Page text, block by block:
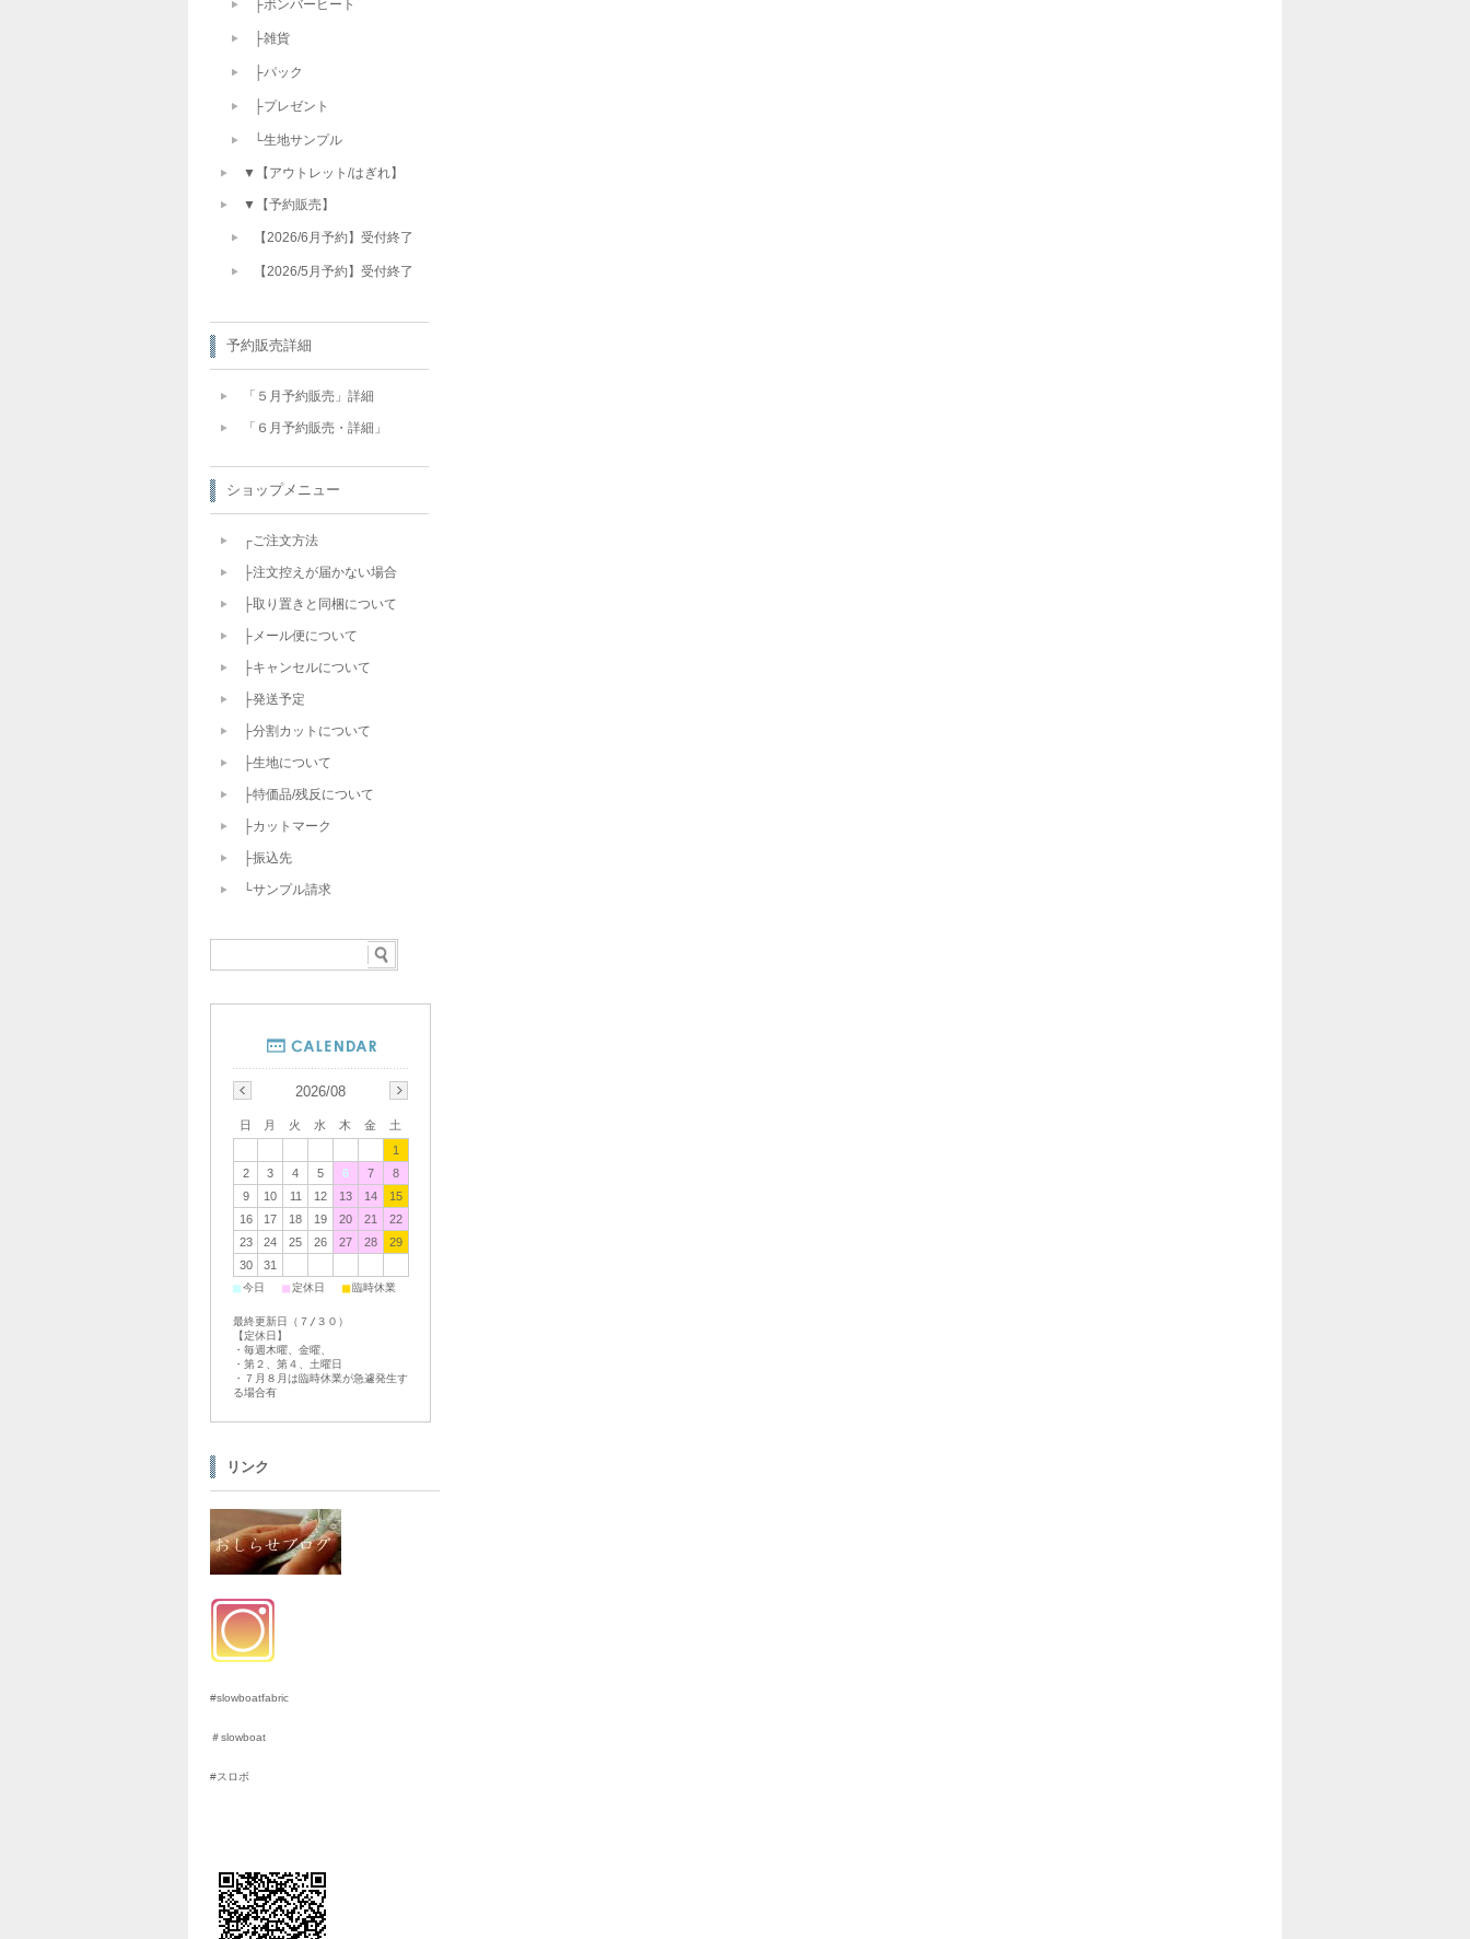
├ボンバーヒート
├雑貨
├パック
├プレゼント
└生地サンプル
▼【アウトレット/はぎれ】
▼【予約販売】
【2026/6月予約】受付終了
【2026/5月予約】受付終了
予約販売詳細
「５月予約販売」詳細
「６月予約販売・詳細」
ショップメニュー
┌ご注文方法
├注文控えが届かない場合
├取り置きと同梱について
├メール便について
├キャンセルについて
├発送予定
├分割カットについて
├生地について
├特価品/残反について
├カットマーク
├振込先
└サンプル請求
2026/08
日 月 火 水 木 金
土
1
2
3 4 5 6 7
8
9
10 11 12 13 14
15
16
17 18 19 20 21
22
23
24 25 26 27 28
29
30
31
■今日 ■定休日 ■臨時休業
最終更新日（７/３０）
【定休日】
・毎週木曜、金曜、
・第２、第４、土曜日
・７月８月は臨時休業が急遽発生す
る場合有
リンク
#slowboatfabric
＃slowboat
#スロボ